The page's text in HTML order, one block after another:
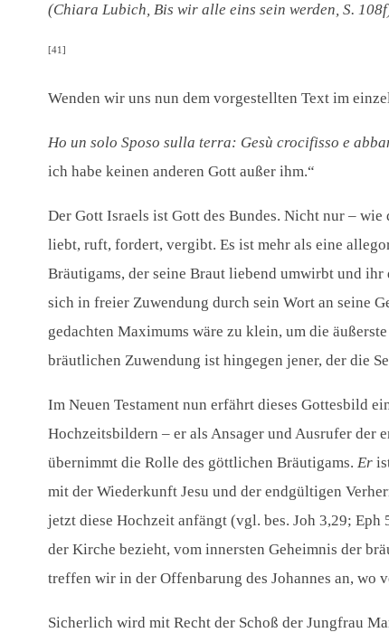
(Chiara Lubich, Bis wir alle eins sein werden, S.
[41]
Wenden wir uns nun dem vorgestellten Text im
Ho un solo Sposo sulla terra: Gesù crocifisso e
ich habe keinen anderen Gott außer ihm.“
Der Gott Israels ist Gott des Bundes. Nicht nur –
liebt, ruft, fordert, vergibt. Es ist mehr als eine
Bräutigams, der seine Braut liebend umwirbt und
sich in freier Zuwendung durch sein Wort an seine
gedachten Maximums wäre zu klein, um die
bräutlichen Zuwendung ist hingegen jener, der die
Im Neuen Testament nun erfährt dieses Gottesbild
Hochzeitsbildern – er als Ansager und Ausrufer der
übernimmt die Rolle des göttlichen Bräutigams.Er
mit der Wiederkunft Jesu und der endgültigen
jetzt diese Hochzeit anfängt (vgl. bes. Joh 3,29; Eph
der Kirche bezieht, vom innersten Geheimnis der
treffen wir in der Offenbarung des Johannes an, wo
Sicherlich wird mit Recht der Schoß der Jungfrau